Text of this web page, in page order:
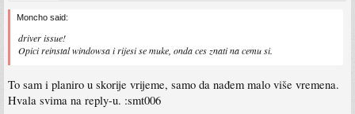
Moncho said:
driver issue!
Opici reinstal windowsa i rijesi se muke, onda ces znati na cemu si.
To sam i planiro u skorije vrijeme, samo da nađem malo više vremena.
Hvala svima na reply-u. :smt006